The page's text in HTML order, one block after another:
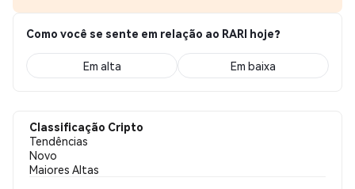
Como você se sente em relação ao RARI hoje?
Em alta Em baixa
Classificação Cripto
Tendências
Novo
Maiores Altas